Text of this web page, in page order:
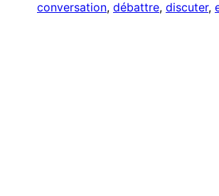
conversation, débattre, discuter,